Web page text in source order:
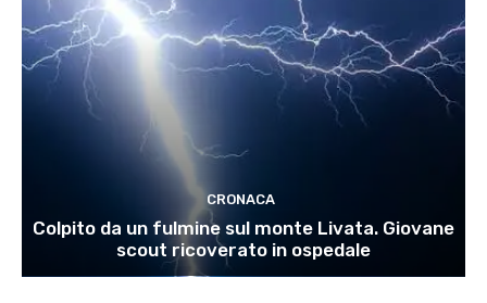
CRONACA
Colpito da un fulmine sul monte Livata. Giovane
scout ricoverato in ospedale